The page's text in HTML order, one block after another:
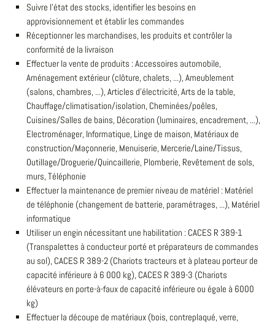
Suivre l'état des stocks, identifier les besoins en
approvisionnement et établir les commandes
Réceptionner les marchandises, les produits et contrôler la
conformité de la livraison
Effectuer la vente de produits : Accessoires automobile,
Aménagement extérieur (clôture, chalets, ...), Ameublement
(salons, chambres, ...), Articles d'électricité, Arts de la table,
Chauffage/climatisation/isolation, Cheminées/poêles,
Cuisines/Salles de bains, Décoration (luminaires, encadrement, ...),
Electroménager, Informatique, Linge de maison, Matériaux de
construction/Maçonnerie, Menuiserie, Mercerie/Laine/Tissus,
Outillage/Droguerie/Quincaillerie, Plomberie, Revêtement de sols,
murs, Téléphonie
Effectuer la maintenance de premier niveau de matériel : Matériel
de téléphonie (changement de batterie, paramétrages, ...), Matériel
informatique
Utiliser un engin nécessitant une habilitation : CACES R 389-1
(Transpalettes à conducteur porté et préparateurs de commandes
au sol), CACES R 389-2 (Chariots tracteurs et à plateau porteur de
capacité inférieure à 6 000 kg), CACES R 389-3 (Chariots
élévateurs en porte-à-faux de capacité inférieure ou égale à 6000
kg)
Effectuer la découpe de matériaux (bois, contreplaqué, verre,